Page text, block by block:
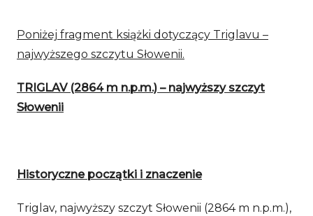
Poniżej fragment książki dotyczący Triglavu –
najwyższego szczytu Słowenii.
TRIGLAV (2864 m n.p.m.) – najwyższy szczyt
Słowenii
Historyczne początki i znaczenie
Triglav, najwyższy szczyt Słowenii (2864 m n.p.m.),